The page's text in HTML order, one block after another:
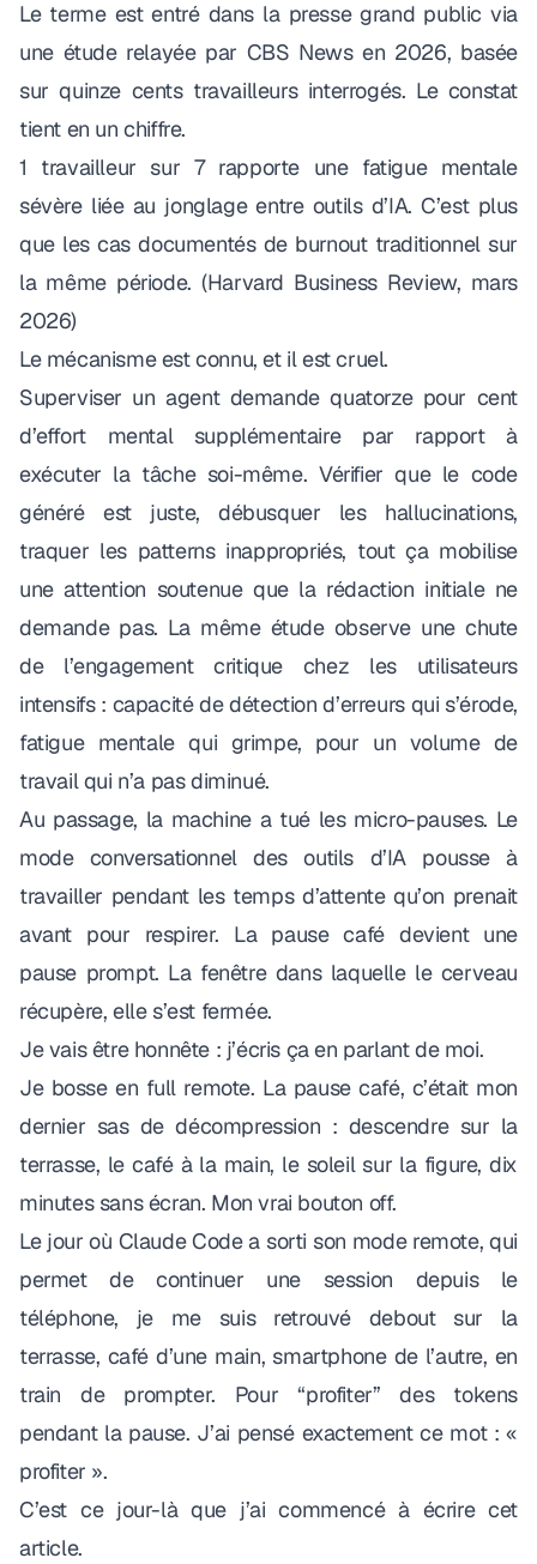
Le terme est entré dans la presse grand public via
une étude relayée par CBS News en 2026, basée
sur quinze cents travailleurs interrogés. Le constat
tient en un chiffre.
1 travailleur sur 7 rapporte une fatigue mentale
sévère liée au jonglage entre outils d’IA. C’est plus
que les cas documentés de burnout traditionnel sur
la même période. (Harvard Business Review, mars
2026)
Le mécanisme est connu, et il est cruel.
Superviser un agent demande quatorze pour cent
d’effort mental supplémentairepar rapport à
exécuter la tâche soi-même. Vérifier que le code
généré est juste, débusquer les hallucinations,
traquer les patterns inappropriés, tout ça mobilise
une attention soutenue que la rédaction initiale ne
demande pas. La même étude observe une chute
de l’engagement critique chez les utilisateurs
intensifs : capacité de détection d’erreurs qui s’érode,
fatigue mentale qui grimpe, pour un volume de
travail qui n’a pas diminué.
Au passage, la machine a tué les micro-pauses. Le
mode conversationnel des outils d’IA pousse à
travailler pendant les temps d’attente qu’on prenait
avant pour respirer. La pause café devient une
pause prompt. La fenêtre dans laquelle le cerveau
récupère, elle s’est fermée.
Je vais être honnête : j’écris ça en parlant de moi.
Je bosse en full remote. La pause café, c’était mon
dernier sas de décompression : descendre sur la
terrasse, le café à la main, le soleil sur la figure, dix
minutes sans écran. Mon vrai bouton off.
Le jour où Claude Code a sorti son mode remote, qui
permet de continuer une session depuis le
téléphone, je me suis retrouvé debout sur la
terrasse, café d’une main, smartphone de l’autre, en
train de prompter. Pour “profiter” des tokens
pendant la pause. J’ai pensé exactement ce mot : «
profiter ».
C’est ce jour-là que j’ai commencé à écrire cet
article.